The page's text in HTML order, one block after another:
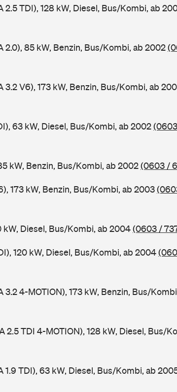
2.5 TDI), 128 kW, Diesel, Bus/Kombi, ab
2.0), 85 kW, Benzin, Bus/Kombi, ab 2002
3.2 V6), 173 kW, Benzin, Bus/Kombi, ab
63 kW, Diesel, Bus/Kombi, ab 2002
kW, Benzin, Bus/Kombi, ab 2002(0603 /
173 kW, Benzin, Bus/Kombi, ab 2003
kW, Diesel, Bus/Kombi, ab 2004(0603 /
120 kW, Diesel, Bus/Kombi, ab 2004
3.2 4-MOTION), 173 kW, Benzin, Bus/
2.5 TDI 4-MOTION), 128 kW, Diesel, Bus/
1.9 TDI), 63 kW, Diesel, Bus/Kombi, ab